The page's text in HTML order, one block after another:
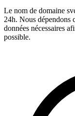
Le nom de domaine
24h. Nous dépendons
données nécessaires
possible.